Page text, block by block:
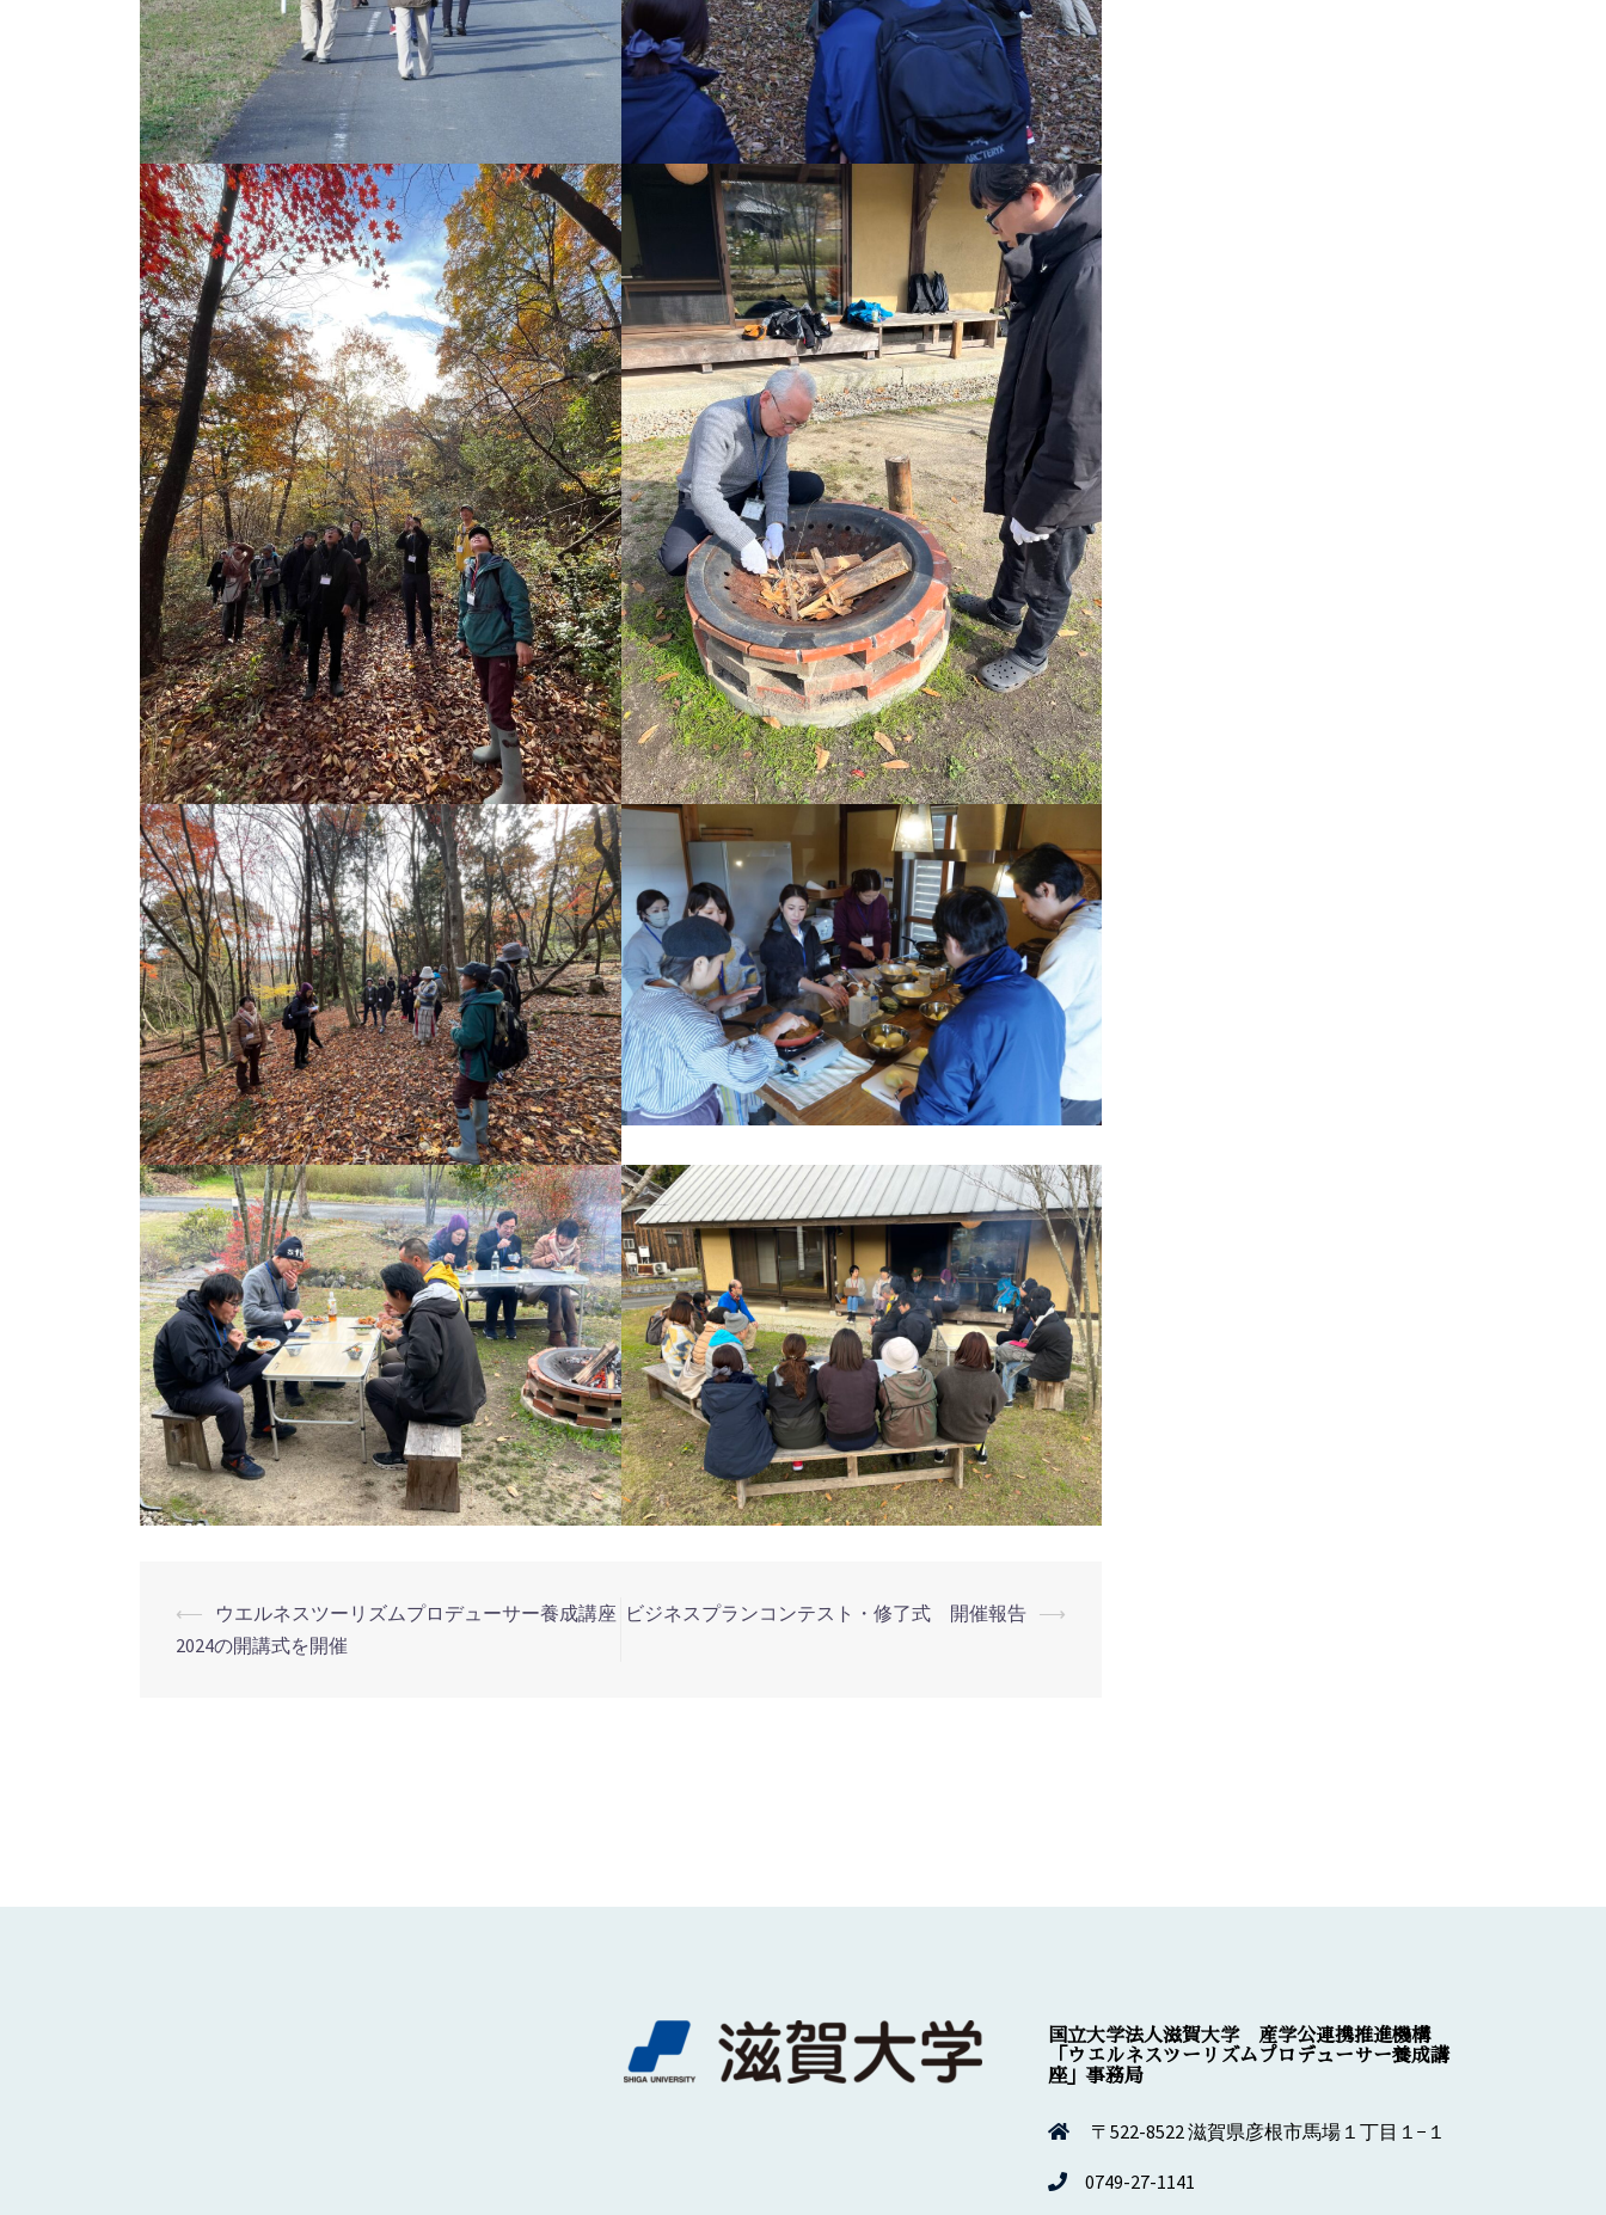
⟵
ウエルネスツーリズムプロデューサー養成講座
2024の開講式を開催
ビジネスプランコンテスト・修了式 開催報告 ⟶
国立大学法人滋賀大学 産学公連携推進機構
「ウエルネスツーリズムプロデューサー養成講
座」事務局
〒522-8522 滋賀県彦根市馬場１丁目１−１
0749-27-1141